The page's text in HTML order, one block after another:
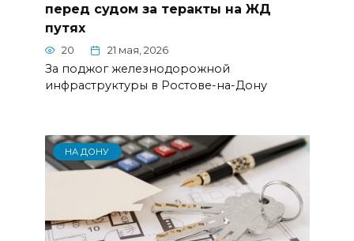
перед судом за теракты на ЖД
путях
20 21 мая, 2026
За поджог железнодорожной
инфраструктуры в Ростове-на-Дону
НА ДОНУ